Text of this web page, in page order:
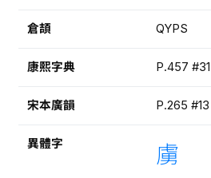
倉頡 QYPS
康熙字典 P.457 #31
宋本廣韻 P.265 #13
異體字 虜